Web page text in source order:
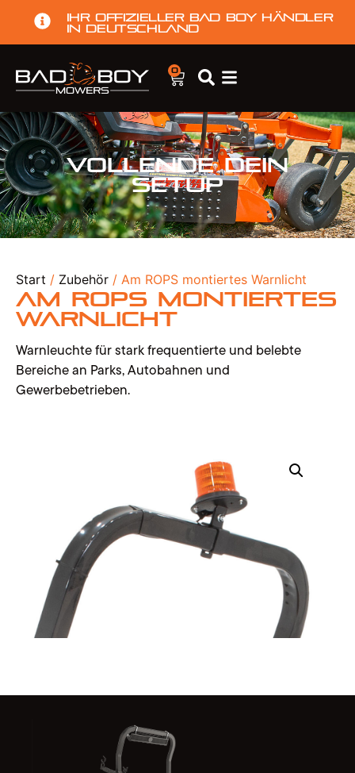
Ihr offizieller Bad Boy Händler
in Deutschland
0
Vollende dein
Setup
Start / Zubehör / Am ROPS montiertes Warnlicht
Am ROPS montiertes
Warnlicht
Warnleuchte für stark frequentierte und belebte
Bereiche an Parks, Autobahnen und
Gewerbebetrieben.